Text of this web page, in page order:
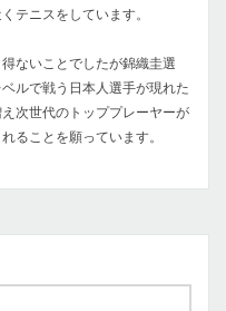
テニスをしています。
ないことでしたが錦織圭選
ルで戦う日本人選手が現れた
次世代のトッププレーヤーが
ることを願っています。